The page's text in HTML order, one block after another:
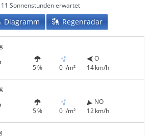
Sonnenstunden erwartet
Diagramm Regenradar
5 % 0 l/m²
O
14 km/h
5 % 0 l/m²
NO
12 km/h